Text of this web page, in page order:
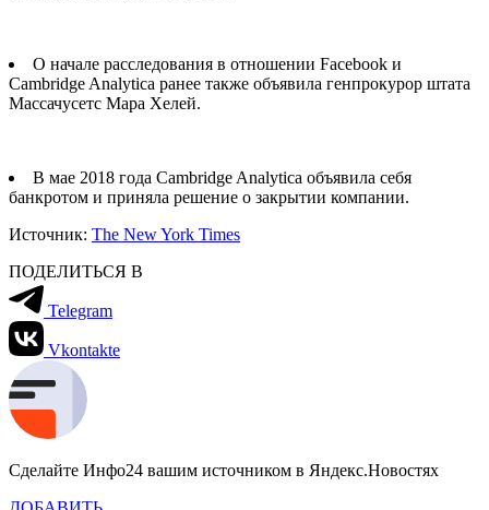
О начале расследования в отношении Facebook и
Cambridge Analytica ранее также объявила генпрокурор штата
Массачусетс Мара Хелей.
В мае 2018 года Cambridge Analytica объявила себя
банкротом и приняла решение о закрытии компании.
Источник: The New York Times
ПОДЕЛИТЬСЯ В
Telegram
Vkontakte
Сделайте Инфо24 вашим источником в Яндекс.Новостях